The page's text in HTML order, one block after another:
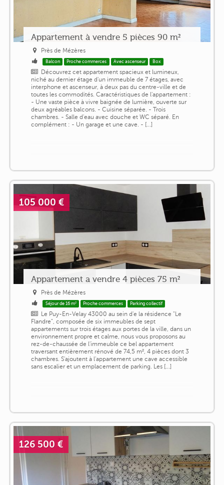
Appartement à vendre 5 pièces 90 m²
Près de Mézères
Balcon Proche commerces Avec ascenseur Box
Découvrez cet appartement spacieux et lumineux,
niché au dernier étage d'un immeuble de 7 étages, avec
interphone et ascenseur, à deux pas du centre-ville et de
toutes les commodités. Caractéristiques de l'appartement :
- Une vaste pièce à vivre baignée de lumière, ouverte sur
deux agréables balcons. - Cuisine séparée. - Trois
chambres. - Salle d'eau avec douche et WC séparé. En
complément : - Un garage et une cave. - [...]
105 000 €
Appartement a vendre 4 pièces 75 m²
Près de Mézères
Séjour de 16 m² Proche commerces Parking collectif
Le Puy-En-Velay 43000 au sein d'e la résidence "Le
Flandre", composée de six immeubles de sept
appartements sur trois étages aux portes de la ville, dans un
environnement propre et calme, nous vous proposons au
rez-de-chaussée de l'immeuble ce bel appartement
traversant entièrement rénové de 74,5 m², 4 pièces dont 3
chambres. S'ajoutent à l'appartement une cave accessible
sans escalier et un emplacement de parking. Les [...]
126 500 €